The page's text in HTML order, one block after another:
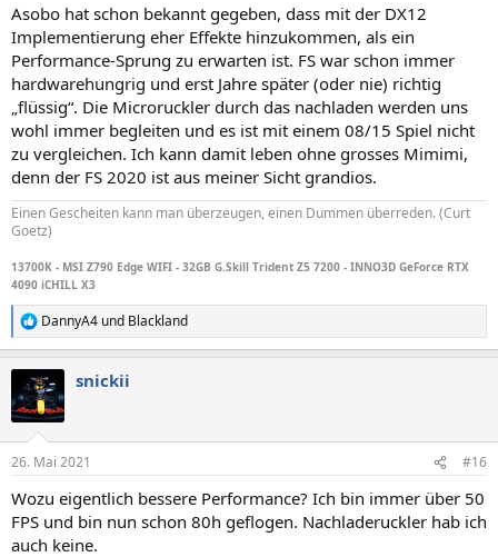
Asobo hat schon bekannt gegeben, dass mit der DX12
Implementierung eher Effekte hinzukommen, als ein
Performance-Sprung zu erwarten ist. FS war schon immer
hardwarehungrig und erst Jahre später (oder nie) richtig
„flüssig“. Die Microruckler durch das nachladen werden uns
wohl immer begleiten und es ist mit einem 08/15 Spiel nicht
zu vergleichen. Ich kann damit leben ohne grosses Mimimi,
denn der FS 2020 ist aus meiner Sicht grandios.
Einen Gescheiten kann man überzeugen, einen Dummen überreden. (Curt
Goetz)
13700K - MSI Z790 Edge WIFI - 32GB G.Skill Trident Z5 7200 - INNO3D GeForce RTX
4090 iCHILL X3
R
e
t
i
e
:
DannyA4 und Blackland
snickii
26. Mai 2021 #16
Wozu eigentlich bessere Performance? Ich bin immer über 50
FPS und bin nun schon 80h geflogen. Nachladeruckler hab ich
auch keine.